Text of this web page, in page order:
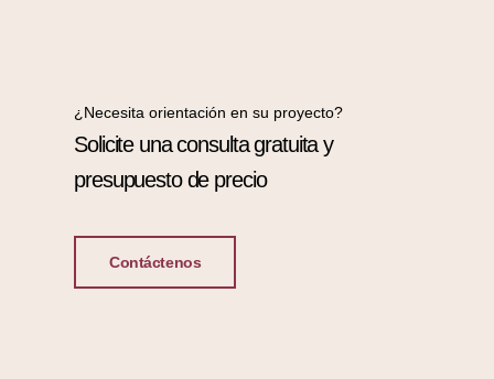
¿Necesita orientación en su proyecto?
Solicite una consulta gratuita y
presupuesto de precio
Contáctenos